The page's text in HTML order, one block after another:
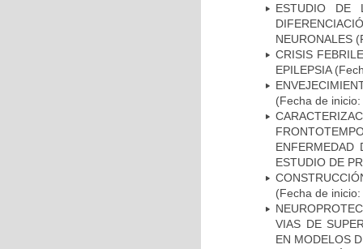
ESTUDIO DE
NEURONALES
CRISIS
EPILEPSIA
(Fecha de
ENFERMEDAD
ESTUDIO DE
(Fecha de
VIAS DE
EN MODELOS